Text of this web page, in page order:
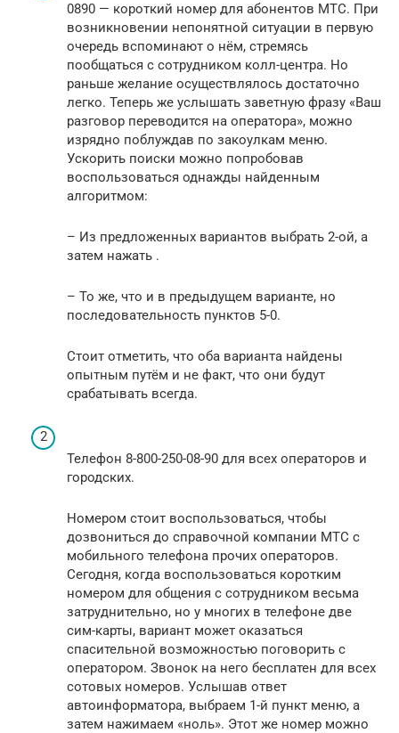
0890 — короткий номер для абонентов МТС. При
возникновении непонятной ситуации в первую
очередь вспоминают о нём, стремясь
пообщаться с сотрудником колл-центра. Но
раньше желание осуществлялось достаточно
легко. Теперь же услышать заветную фразу «Ваш
разговор переводится на оператора», можно
изрядно поблуждав по закоулкам меню.
Ускорить поиски можно попробовав
воспользоваться однажды найденным
алгоритмом:
– Из предложенных вариантов выбрать 2-ой, а
затем нажать .
– То же, что и в предыдущем варианте, но
последовательность пунктов 5-0.
Стоит отметить, что оба варианта найдены
опытным путём и не факт, что они будут
срабатывать всегда.
Телефон 8-800-250-08-90 для всех операторов и
городских.
Номером стоит воспользоваться, чтобы
дозвониться до справочной компании МТС с
мобильного телефона прочих операторов.
Сегодня, когда воспользоваться коротким
номером для общения с сотрудником весьма
затруднительно, но у многих в телефоне две
сим-карты, вариант может оказаться
спасительной возможностью поговорить с
оператором. Звонок на него бесплатен для всех
сотовых номеров. Услышав ответ
автоинформатора, выбраем 1-й пункт меню, а
затем нажимаем «ноль». Этот же номер можно